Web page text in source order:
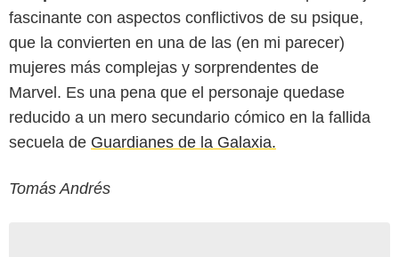
fascinante con aspectos conflictivos de su psique,
que la convierten en una de las (en mi parecer)
mujeres más complejas y sorprendentes de
Marvel. Es una pena que el personaje quedase
reducido a un mero secundario cómico en la fallida
secuela de Guardianes de la Galaxia.
Tomás Andrés